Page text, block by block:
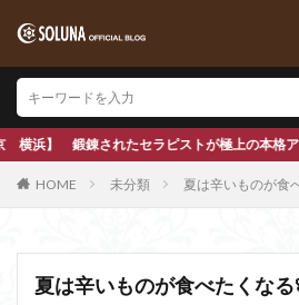
ママッサージで心も身体もほぐします
HOME 未分類 夏は辛いものが食
夏は辛いものが食べたくなる